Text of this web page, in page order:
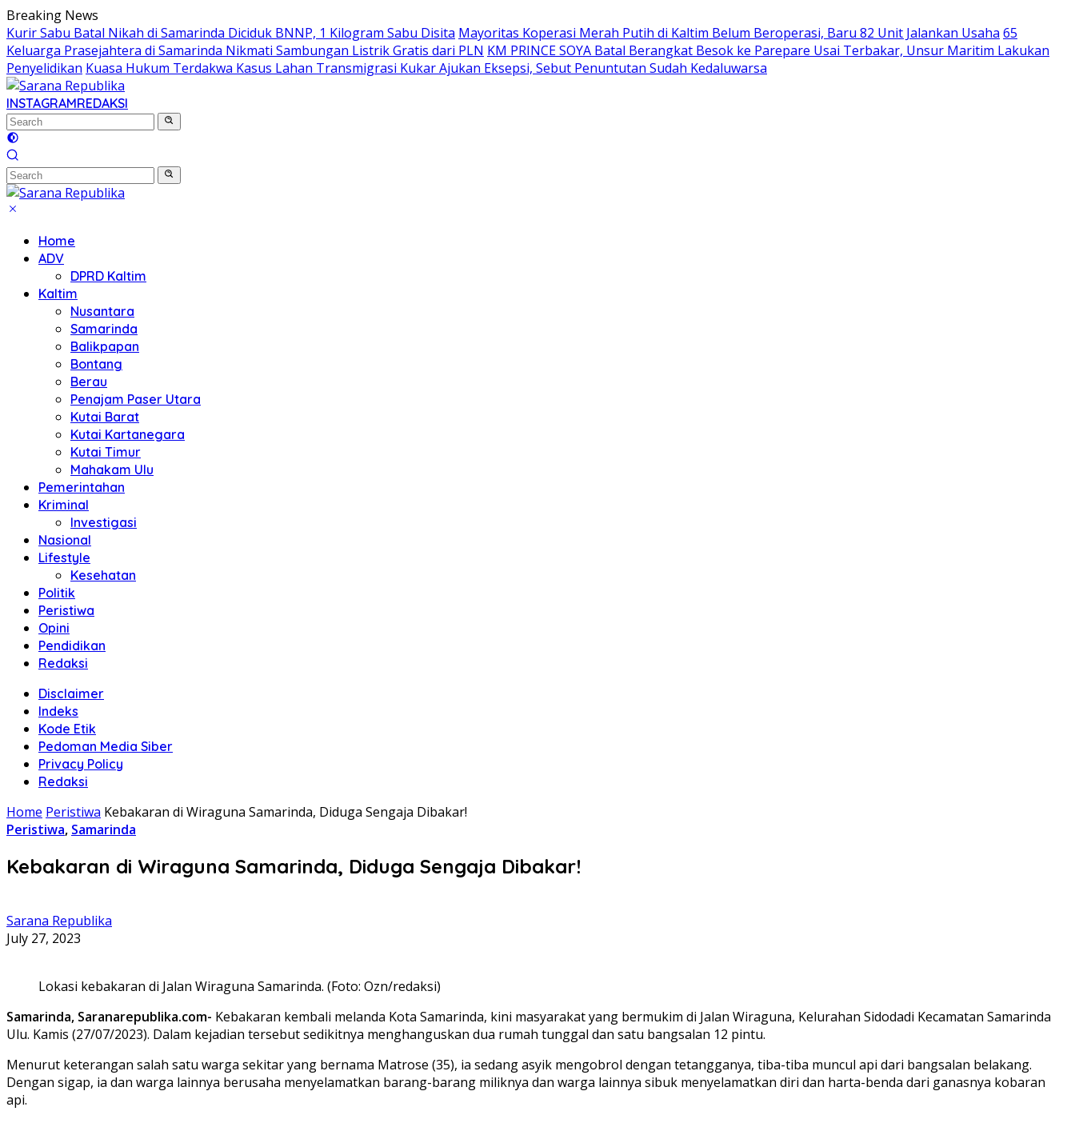
Skip
to
content
Breaking News
Kurir Sabu Batal Nikah di Samarinda Diciduk BNNP, 1 Kilogram Sabu Disita Mayoritas Koperasi Merah Putih di Kaltim Belum Beroperasi, Baru 82 Unit Jalankan Usaha 65
Keluarga Prasejahtera di Samarinda Nikmati Sambungan Listrik Gratis dari PLN KM PRINCE SOYA Batal Berangkat Besok ke Parepare Usai Terbakar, Unsur Maritim Lakukan
Penyelidikan Kuasa Hukum Terdakwa Kasus Lahan Transmigrasi Kukar Ajukan Eksepsi, Sebut Penuntutan Sudah Kedaluwarsa
INSTAGRAMREDAKSI
Home
ADV
DPRD Kaltim
Kaltim
Nusantara
Samarinda
Balikpapan
Bontang
Berau
Penajam Paser Utara
Kutai Barat
Kutai Kartanegara
Kutai Timur
Mahakam Ulu
Pemerintahan
Kriminal
Investigasi
Nasional
Lifestyle
Kesehatan
Politik
Peristiwa
Opini
Pendidikan
Redaksi
Disclaimer
Indeks
Kode Etik
Pedoman Media Siber
Privacy Policy
Redaksi
Home Peristiwa Kebakaran di Wiraguna Samarinda, Diduga Sengaja Dibakar!
Peristiwa, Samarinda
Kebakaran di Wiraguna Samarinda, Diduga Sengaja Dibakar!
Sarana Republika
July 27, 2023
Lokasi kebakaran di Jalan Wiraguna Samarinda. (Foto: Ozn/redaksi)
Samarinda, Saranarepublika.com- Kebakaran kembali melanda Kota Samarinda, kini masyarakat yang bermukim di Jalan Wiraguna, Kelurahan Sidodadi Kecamatan Samarinda
Ulu. Kamis (27/07/2023). Dalam kejadian tersebut sedikitnya menghanguskan dua rumah tunggal dan satu bangsalan 12 pintu.
Menurut keterangan salah satu warga sekitar yang bernama Matrose (35), ia sedang asyik mengobrol dengan tetangganya, tiba-tiba muncul api dari bangsalan belakang.
Dengan sigap, ia dan warga lainnya berusaha menyelamatkan barang-barang miliknya dan warga lainnya sibuk menyelamatkan diri dan harta-benda dari ganasnya kobaran
api.